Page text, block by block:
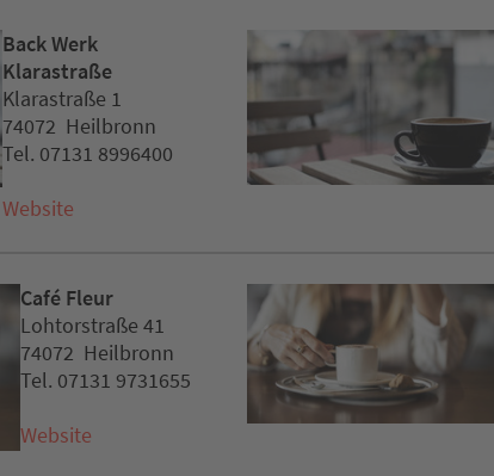
Back Werk
Klarastraße
Klarastraße 1
74072 Heilbronn
Tel. 07131 8996400
Website
Café Fleur
Lohtorstraße 41
74072 Heilbronn
Tel. 07131 9731655
Website